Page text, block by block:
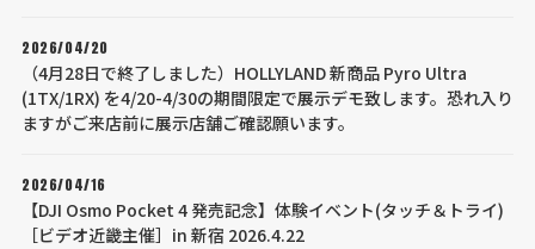
2026/04/20
（4月28日で終了しました）HOLLYLAND 新商品 Pyro Ultra
(1TX/1RX) を4/20-4/30の期間限定で展示デモ致します。恐れ入り
ますがご来店前に展示店舗ご確認願います。
2026/04/16
【DJI Osmo Pocket 4 発売記念】体験イベント(タッチ＆トライ)
［ビデオ近畿主催］in 新宿 2026.4.22